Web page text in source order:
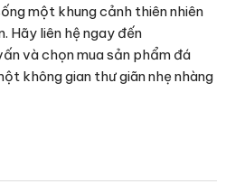
một khung cảnh thiên nhiên
Hãy liên hệ ngay đến
và chọn mua sản phẩm đá
không gian thư giãn nhẹ nhàng